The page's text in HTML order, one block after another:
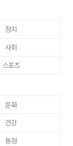
정치
사회
스포츠
문화
건강
동정